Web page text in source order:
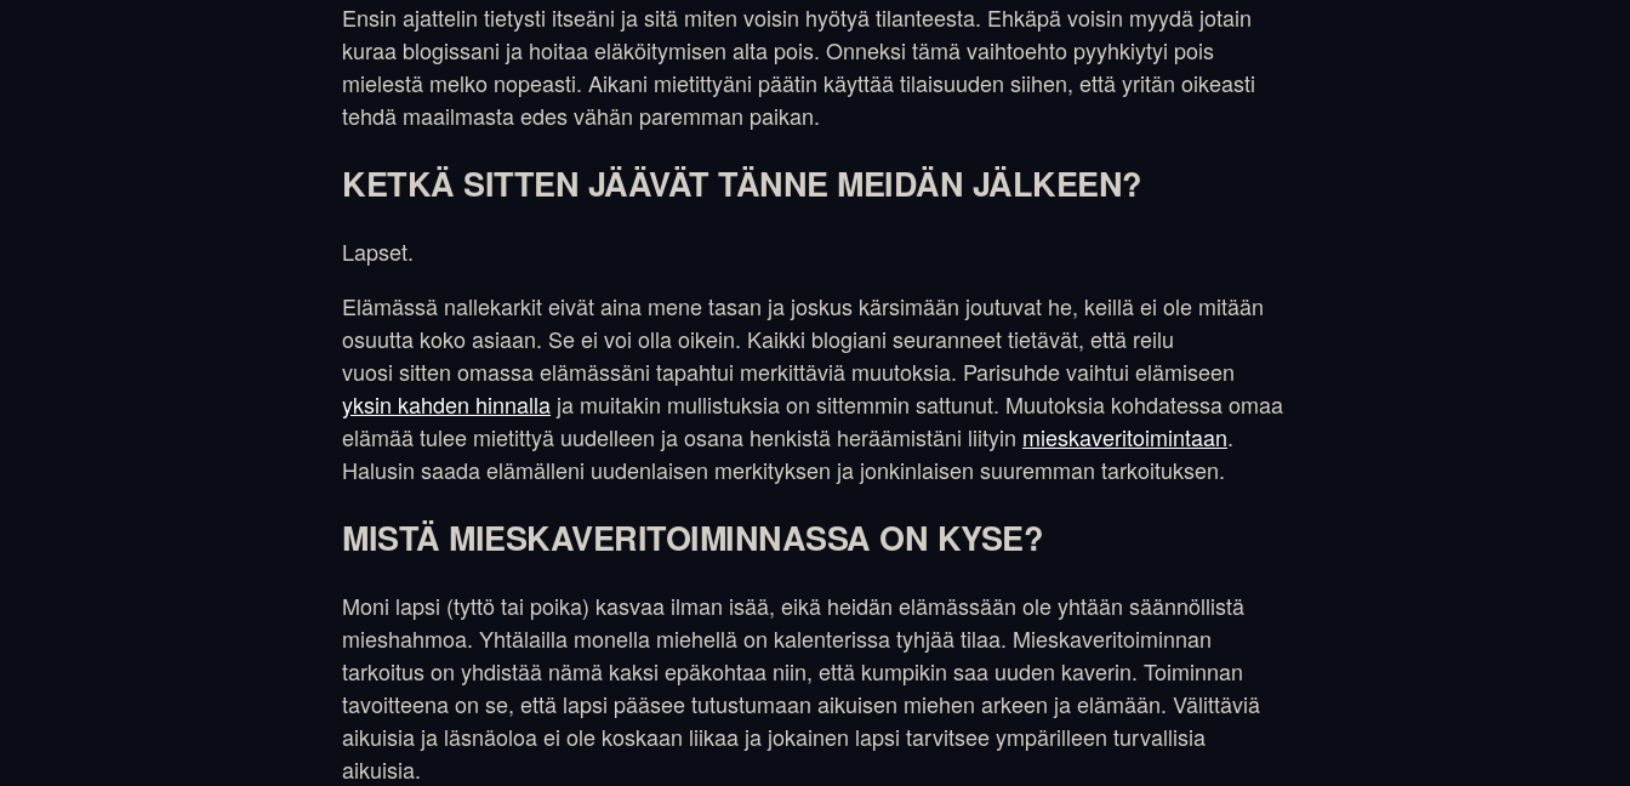
Ensin ajattelin tietysti itseäni ja sitä miten voisin hyötyä tilanteesta. Ehkäpä voisin myydä jotain
kuraa blogissani ja hoitaa eläköitymisen alta pois. Onneksi tämä vaihtoehto pyyhkiytyi pois
mielestä melko nopeasti. Aikani mietittyäni päätin käyttää tilaisuuden siihen, että yritän oikeasti
tehdä maailmasta edes vähän paremman paikan.
KETKÄ SITTEN JÄÄVÄT TÄNNE MEIDÄN JÄLKEEN?
Lapset.
Elämässä nallekarkit eivät aina mene tasan ja joskus kärsimään joutuvat he, keillä ei ole mitään
osuutta koko asiaan. Se ei voi olla oikein. Kaikki blogiani seuranneet tietävät, että reilu
vuosi sitten omassa elämässäni tapahtui merkittäviä muutoksia. Parisuhde vaihtui elämiseen
yksin kahden hinnalla ja muitakin mullistuksia on sittemmin sattunut. Muutoksia kohdatessa omaa
elämää tulee mietittyä uudelleen ja osana henkistä heräämistäni liityin mieskaveritoimintaan.
Halusin saada elämälleni uudenlaisen merkityksen ja jonkinlaisen suuremman tarkoituksen.
MISTÄ MIESKAVERITOIMINNASSA ON KYSE?
Moni lapsi (tyttö tai poika) kasvaa ilman isää, eikä heidän elämässään ole yhtään säännöllistä
mieshahmoa. Yhtälailla monella miehellä on kalenterissa tyhjää tilaa. Mieskaveritoiminnan
tarkoitus on yhdistää nämä kaksi epäkohtaa niin, että kumpikin saa uuden kaverin. Toiminnan
tavoitteena on se, että lapsi pääsee tutustumaan aikuisen miehen arkeen ja elämään. Välittäviä
aikuisia ja läsnäoloa ei ole koskaan liikaa ja jokainen lapsi tarvitsee ympärilleen turvallisia
aikuisia.